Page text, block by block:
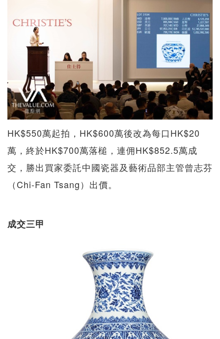
HK$550萬起拍，HK$600萬後改為每口HK$20
萬，終於HK$700萬落槌，連佣HK$852.5萬成
交，勝出買家委託中國瓷器及藝術品部主管曾志芬
（Chi-Fan Tsang）出價。
成交三甲